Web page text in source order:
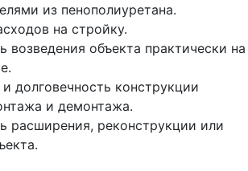
из пенополиуретана.
на стройку.
возведения объекта практически на
долговечность конструкции
и демонтажа.
расширения, реконструкции или